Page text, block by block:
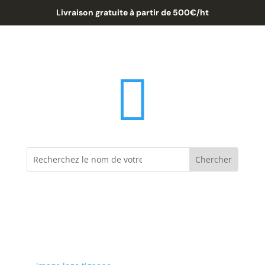
Livraison gratuite à partir de 500€/ht
